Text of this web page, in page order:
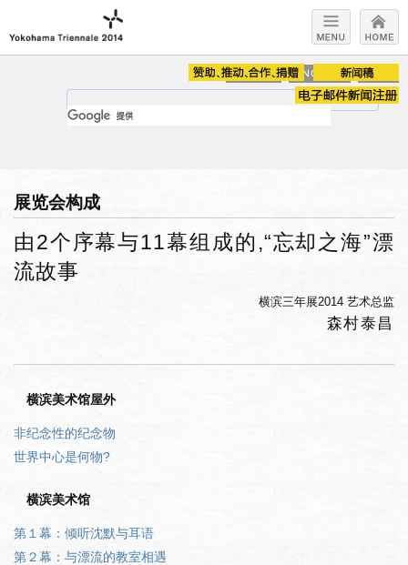
展览会构成
由2个序幕与11幕组成的,“忘却之海”漂
流故事
横滨三年展2014 艺术总监
森村泰昌
横滨美术馆屋外
非纪念性的纪念物
世界中心是何物?
横滨美术馆
第１幕：倾听沈默与耳语
第２幕：与漂流的教室相遇